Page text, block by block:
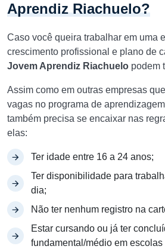
Aprendiz Riachuelo?
Caso você queira trabalhar em uma
crescimento profissional e plano de
Jovem Aprendiz Riachuelo podem
Assim como em outras empresas
vagas no programa de
também precisa se encaixar nas
elas:
Ter idade entre 16 a 24 anos;
Ter disponibilidade para
dia;
Não ter nenhum registro na
Estar cursando ou já ter
fundamental/médio em